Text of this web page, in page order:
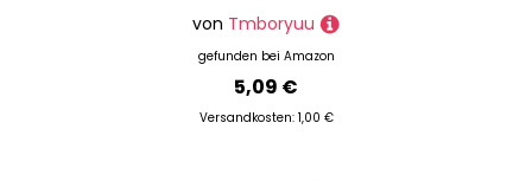
von Tmboryuu
gefunden bei Amazon
5,09 €
Versandkosten: 1,00 €